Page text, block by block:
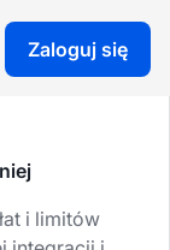
Zaloguj się
i limitów